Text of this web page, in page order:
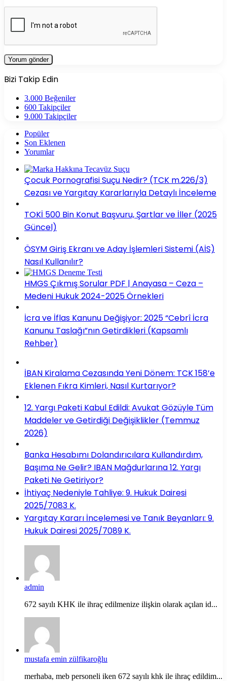
Bizi Takip Edin
3.000 Beğeniler
600 Takipçiler
9.000 Takipçiler
Popüler
Son Eklenen
Yorumlar
Çocuk Pornografisi Suçu Nedir? (TCK m.226/3)
Cezası ve Yargıtay Kararlarıyla Detaylı İnceleme
TOKİ 500 Bin Konut Başvuru, Şartlar ve İller (2025
Güncel)
ÖSYM Giriş Ekranı ve Aday İşlemleri Sistemi (AİS)
Nasıl Kullanılır?
HMGS Çıkmış Sorular PDF | Anayasa – Ceza –
Medeni Hukuk 2024-2025 Örnekleri
İcra ve İflas Kanunu Değişiyor: 2025 “Cebrî İcra
Kanunu Taslağı”nın Getirdikleri (Kapsamlı
Rehber)
İBAN Kiralama Cezasında Yeni Dönem: TCK 158’e
Eklenen Fıkra Kimleri, Nasıl Kurtarıyor?
12. Yargı Paketi Kabul Edildi: Avukat Gözüyle Tüm
Maddeler ve Getirdiği Değişiklikler (Temmuz
2026)
Banka Hesabımı Dolandırıcılara Kullandırdım,
Başıma Ne Gelir? IBAN Mağdurlarına 12. Yargı
Paketi Ne Getiriyor?
İhtiyaç Nedeniyle Tahliye: 9. Hukuk Dairesi
2025/7083 K.
Yargıtay Kararı İncelemesi ve Tanık Beyanları: 9.
Hukuk Dairesi 2025/7089 K.
admin
672 sayılı KHK ile ihraç edilmenize ilişkin olarak açılan id...
mustafa emin zülfikaroğlu
merhaba, meb personeli iken 672 sayılı khk ile ihraç edildim...